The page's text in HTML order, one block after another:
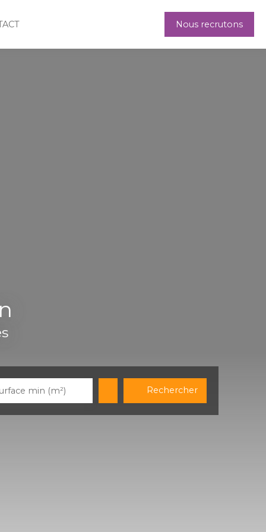
Nous recrutons
min (m²) Rechercher